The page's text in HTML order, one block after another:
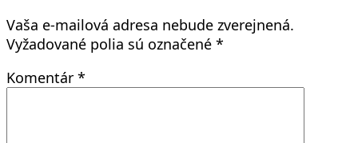
Vaša e-mailová adresa nebude zverejnená.
Vyžadované polia sú označené *
Komentár *